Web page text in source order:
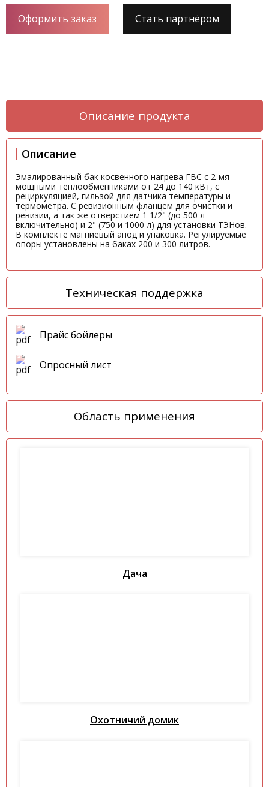
Оформить заказ Стать партнёром
Описание продукта
Описание
Эмалированный бак косвенного нагрева ГВС с 2-мя
мощными теплообменниками от 24 до 140 кВт, с
рециркуляцией, гильзой для датчика температуры и
термометра. С ревизионным фланцем для очистки и
ревизии, а так же отверстием 1 1/2" (до 500 л
включительно) и 2" (750 и 1000 л) для установки ТЭНов.
В комплекте магниевый анод и упаковка. Регулируемые
опоры установлены на баках 200 и 300 литров.
Техническая поддержка
Прайс бойлеры
Опросный лист
Область применения
Дача
Охотничий домик